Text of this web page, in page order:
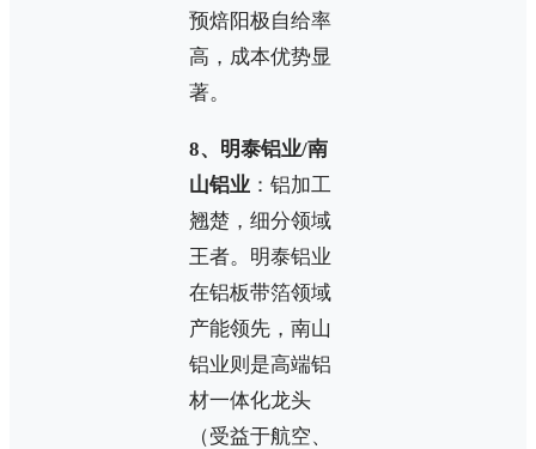
预焙阳极自给率
高，成本优势显
著。
8、明泰铝业/南
山铝业 ：铝加工
翘楚，细分领域
王者。明泰铝业
在铝板带箔领域
产能领先，南山
铝业则是高端铝
材一体化龙头
（受益于航空、